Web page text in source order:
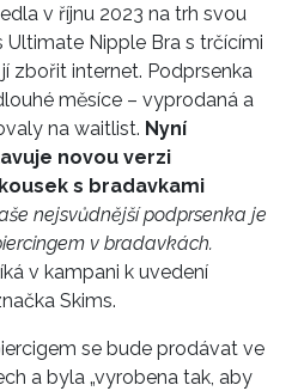
v říjnu 2023 na trh svou
Ultimate Nipple Bra s trčícími
zbořit internet. Podprsenka
měsíce – vyprodaná a
na waitlist. Nyní
novou verzi
s bradavkami
nejsvůdnější podprsenka je
v bradavkách.
v kampani k uvedení
Skims.
se bude prodávat ve
a byla „vyrobena tak, aby